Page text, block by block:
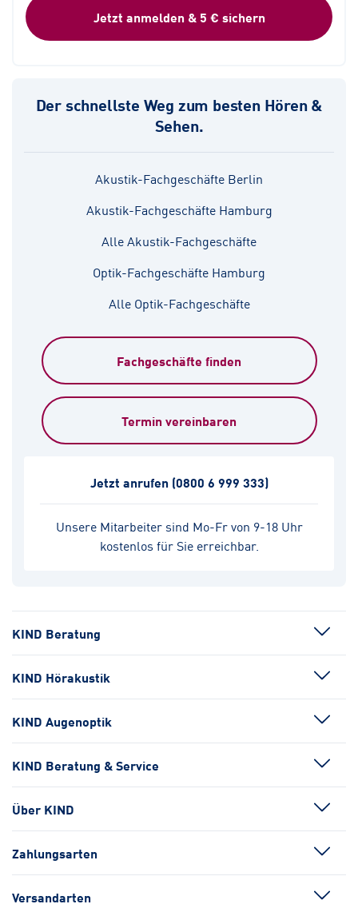
Jetzt anmelden & 5 € sichern
Der schnellste Weg zum besten Hören &
Sehen.
Akustik-Fachgeschäfte Berlin
Akustik-Fachgeschäfte Hamburg
Alle Akustik-Fachgeschäfte
Optik-Fachgeschäfte Hamburg
Alle Optik-Fachgeschäfte
Fachgeschäfte finden
Termin vereinbaren
Unsere Mitarbeiter sind Mo-Fr von 9-18 Uhr
kostenlos für Sie erreichbar.
Jetzt anrufen (0800 6 999 333)
KIND Beratung
KIND Hörakustik
KIND Augenoptik
KIND Beratung & Service
Über KIND
Zahlungsarten
Versandarten